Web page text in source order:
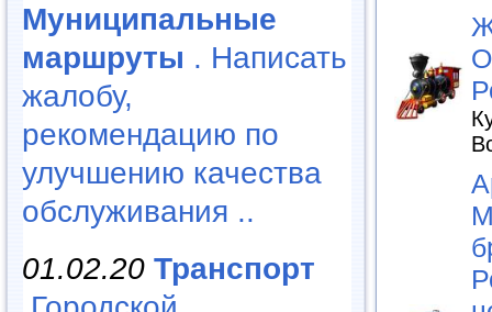
Муниципальные
маршруты . Написать
жалобу,
рекомендацию по
улучшению качества
обслуживания ..
01.02.20 Транспорт